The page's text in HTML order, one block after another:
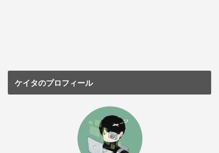
ケイタのプロフィール